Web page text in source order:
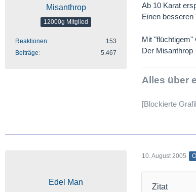
Misanthrop
12000g Mitglied
Reaktionen
153
Beiträge
5.467
Ab 10 Karat
Einen
Mit "flüchtigem"
Der Misanthrop
Alles über
[Blockierte
Edel Man
10. August 2005
Zitat